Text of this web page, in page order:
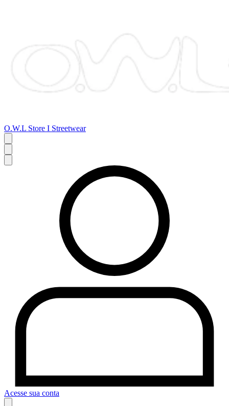
O.W.L Store I Streetwear
Acesse sua conta